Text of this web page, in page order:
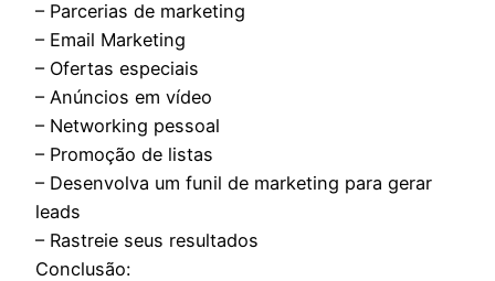
– Parcerias de marketing
– Email Marketing
– Ofertas especiais
– Anúncios em vídeo
– Networking pessoal
– Promoção de listas
– Desenvolva um funil de marketing para gerar
leads
– Rastreie seus resultados
Conclusão: